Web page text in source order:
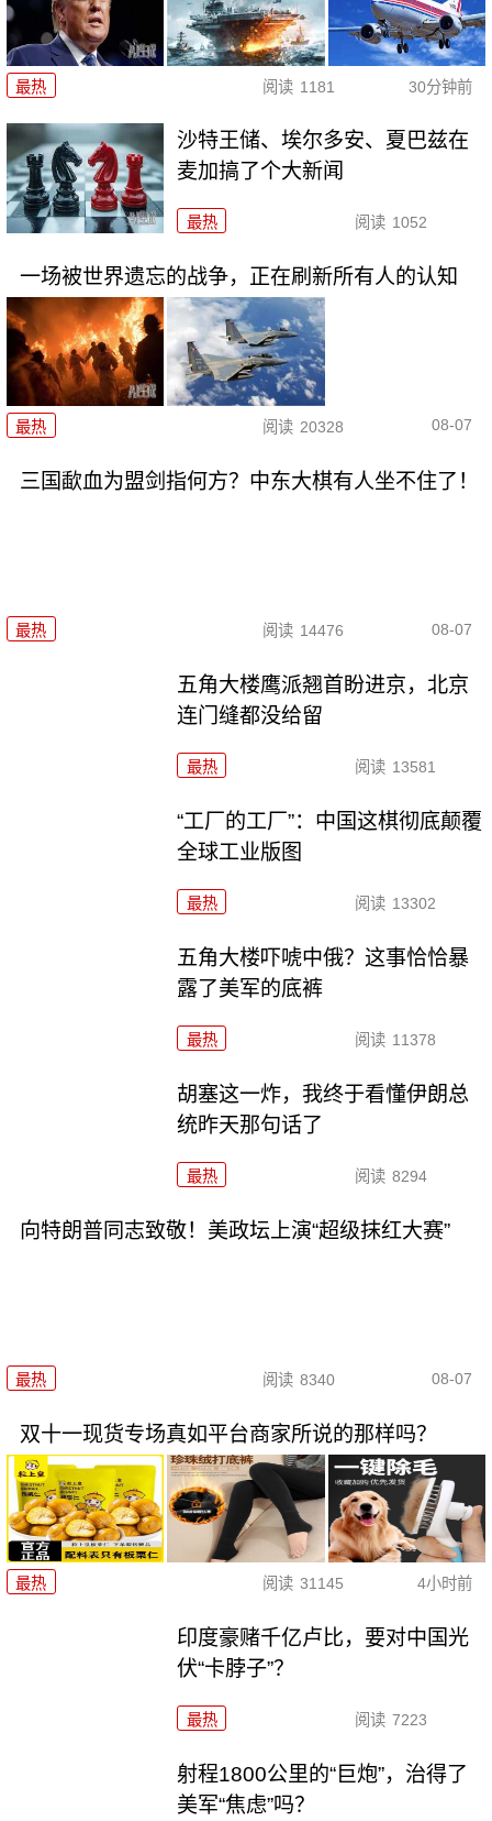
最热 阅读 1181 30分钟前
沙特王储、埃尔多安、夏巴兹在
麦加搞了个大新闻
最热 阅读 1052
一场被世界遗忘的战争，正在刷新所有人的认知
最热 阅读 20328 08-07
三国歃血为盟剑指何方？中东大棋有人坐不住了！
最热 阅读 14476 08-07
五角大楼鹰派翘首盼进京，北京
连门缝都没给留
最热 阅读 13581
“工厂的工厂”：中国这棋彻底颠覆
全球工业版图
最热 阅读 13302
五角大楼吓唬中俄？这事恰恰暴
露了美军的底裤
最热 阅读 11378
胡塞这一炸，我终于看懂伊朗总
统昨天那句话了
最热 阅读 8294
向特朗普同志致敬！美政坛上演“超级抹红大赛”
最热 阅读 8340 08-07
双十一现货专场真如平台商家所说的那样吗？
最热 阅读 31145 4小时前
印度豪赌千亿卢比，要对中国光
伏“卡脖子”？
最热 阅读 7223
射程1800公里的“巨炮”，治得了
美军“焦虑”吗？